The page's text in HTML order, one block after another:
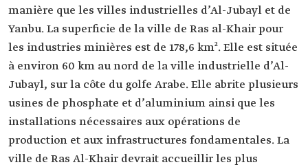
manière que les villes industrielles d’Al-Jubayl et de
Yanbu. La superficie de la ville de Ras al-Khair pour
les industries minières est de 178,6 km². Elle est située
à environ 60 km au nord de la ville industrielle d’Al-
Jubayl, sur la côte du golfe Arabe. Elle abrite plusieurs
usines de phosphate et d’aluminium ainsi que les
installations nécessaires aux opérations de
production et aux infrastructures fondamentales. La
ville de Ras Al-Khair devrait accueillir les plus